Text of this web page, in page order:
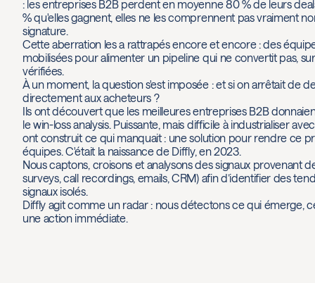
: les entreprises B2B perdent en moyenne 80 % de leurs
% qu'elles gagnent, elles ne les comprennent pas vraiment
signature.
Cette aberration les a rattrapés encore et encore : des
mobilisées pour alimenter un pipeline qui ne convertit pas,
vérifiées.
À un moment, la question s'est imposée : et si on arrêtait de
directement aux acheteurs ?
Ils ont découvert que les meilleures entreprises B2B
le win-loss analysis. Puissante, mais difficile à industrialiser
ont construit ce qui manquait : une solution pour rendre ce
équipes. C'était la naissance de Diffly, en 2023.
Nous captons, croisons et analysons des signaux provenant
surveys, call recordings, emails, CRM) afin d’identifier des
signaux isolés.
Diffly agit comme un radar : nous détectons ce qui émerge,
une action immédiate.